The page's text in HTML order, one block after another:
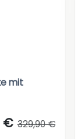
mit
€ 329,90 €